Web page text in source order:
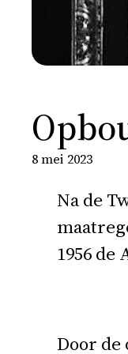
8 mei 2023
Na de
1956
Door